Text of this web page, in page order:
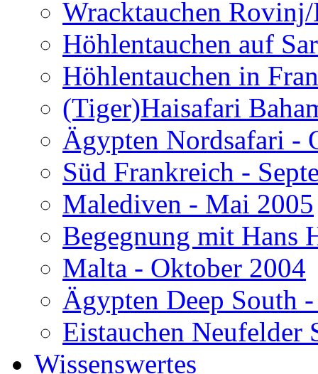
Wracktauchen
Höhlentauchen auf
Höhlentauchen in
(Tiger)Haisafari
Ägypten Nordsafari -
Süd Frankreich -
Malediven - Mai 2005
Begegnung mit Hans
Malta - Oktober 2004
Ägypten Deep South
Eistauchen Neufelder
Wissenswertes